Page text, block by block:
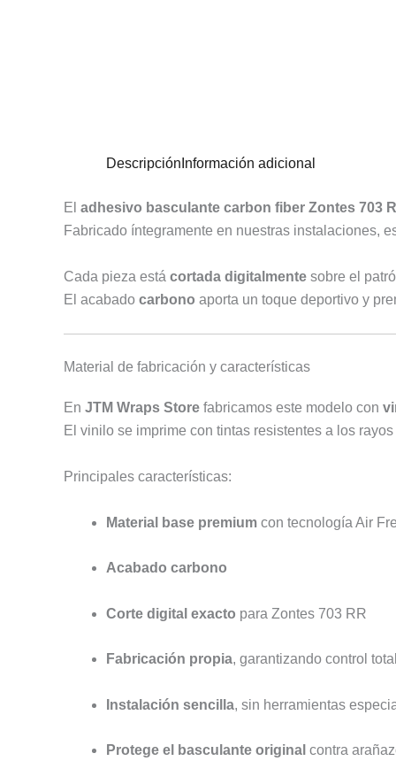
Descripción Información adicional
El adhesivo basculante carbon fiber Zontes 703
Fabricado íntegramente en nuestras instalaciones,
Cada pieza está cortada digitalmente sobre el
El acabado carbono aporta un toque deportivo y
Material de fabricación y características
En JTM Wraps Store fabricamos este modelo con
El vinilo se imprime con tintas resistentes a los
Principales características:
Material base premium con tecnología Air
Acabado carbono
Corte digital exacto para Zontes 703 RR
Fabricación propia, garantizando control
Instalación sencilla, sin herramientas
Protege el basculante original contra